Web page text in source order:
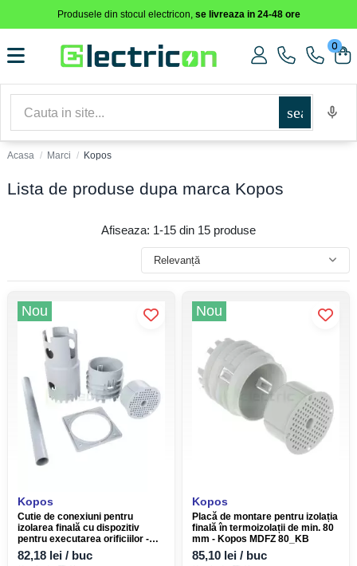
Produsele din stocul electricon, se livreaza in 24-48 ore
0
search
Acasa Marci Kopos
Lista de produse dupa marca Kopos
Afiseaza: 1-15 din 15 produse
Relevanță
Nou
Kopos
Cutie de conexiuni pentru
izolarea finală cu dispozitiv
pentru executarea orificiilor -
Kopos KEFZ 80/VDZ_KB
82,18 lei / buc
Nou
Kopos
Placă de montare pentru izolația
finală în termoizolații de min. 80
mm - Kopos MDFZ 80_KB
85,10 lei / buc